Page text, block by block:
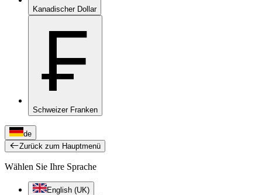
Kanadischer Dollar
₣
Schweizer Franken
de
Zurück zum Hauptmenü
Wählen Sie Ihre Sprache
English (UK)